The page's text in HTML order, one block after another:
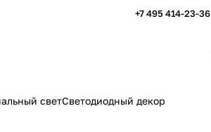
+7 495 414-23-36
светСветодиодный декор